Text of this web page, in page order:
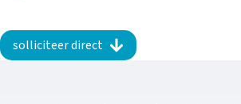
solliciteer direct